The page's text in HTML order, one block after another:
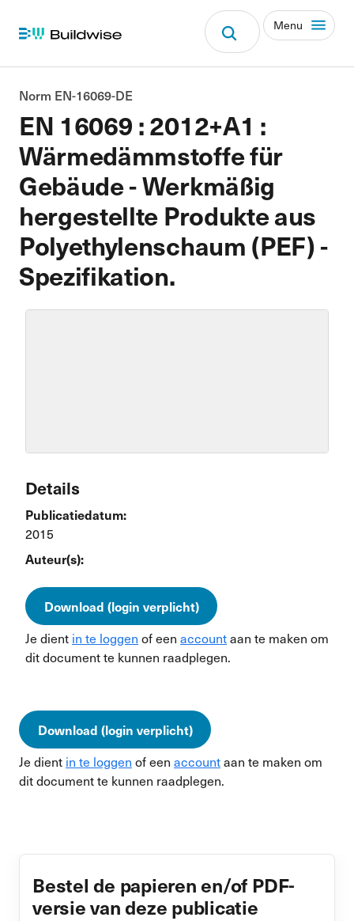
Menu
EN 16069 : 2012+A1 :
Wärmedämmstoffe für
Gebäude - Werkmäßig
hergestellte Produkte aus
Polyethylenschaum (PEF) -
Spezifikation.
Norm EN-16069-DE
Details
Publicatiedatum:
2015
Auteur(s):
Download (login verplicht)
Je dient in te loggen of een accountaan te maken om
dit document te kunnen raadplegen.
Download (login verplicht)
Je dient in te loggen of een accountaan te maken om
dit document te kunnen raadplegen.
Bestel de papieren en/of PDF-
versie van deze publicatie